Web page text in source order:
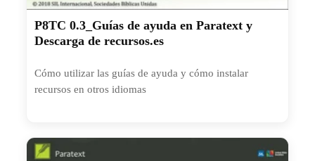
P8TC 0.3_Guías de ayuda en Paratext y
Descarga de recursos.es
Cómo utilizar las guías de ayuda y cómo instalar
recursos en otros idiomas